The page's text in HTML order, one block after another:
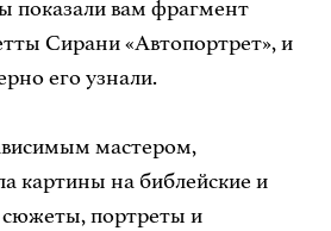
показали вам фрагмент
Сирани «Автопортрет», и
его узнали.
мастером,
картины на библейские и
портреты и